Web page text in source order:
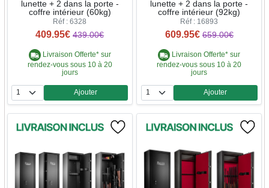
lunette + 2 dans la porte -
coffre intérieur (60kg)
Réf : 6328
409.95€ 439.00€
Livraison Offerte* sur
rendez-vous sous 10 à 20
jours
Quantité
Ajouter
lunette + 2 dans la porte -
coffre intérieur (92kg)
Réf : 16893
609.95€ 659.00€
Livraison Offerte* sur
rendez-vous sous 10 à 20
jours
Quantité
Ajouter